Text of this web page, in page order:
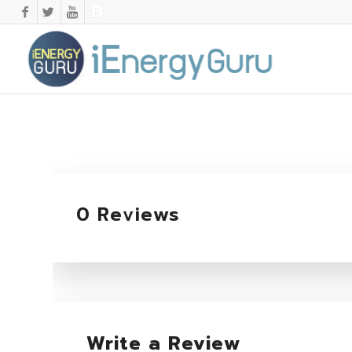
0 Reviews
Write a Review